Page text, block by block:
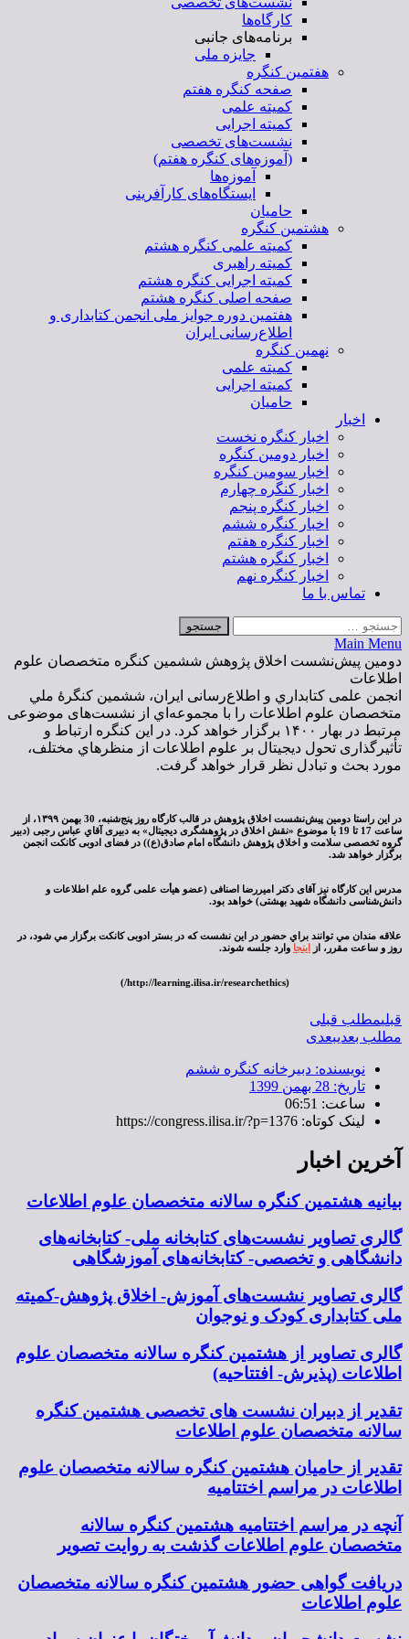
کارگاه‌ها
برنامه‌های جانبی
جایزه ملی
هفتمین کنگره
صفحه کنگره هفتم
کمیته علمی
کمیته اجرایی
نشست‌های تخصصی
(آموزه‌های کنگره هفتم)
آموزه‌ها
ایستگاه‌های کارآفرینی
حامیان
هشتمین کنگره
کمیته علمی کنگره هشتم
کمیته راهبری
کمیته اجرایی کنگره هشتم
صفحه اصلی کنگره هشتم
هفتمین دوره جوایز ملی انجمن کتابداری و
اطلاع‌رسانی ایران
نهمین کنگره
کمیته علمی
کمیته اجرایی
حامیان
اخبار
اخبار کنگره نخست
اخبار دومین کنگره
اخبار سومین کنگره
اخبار کنگره چهارم
اخبار کنگره پنجم
اخبار کنگره ششم
اخبار کنگره هفتم
اخبار کنگره هشتم
اخبار کنگره نهم
تماس با ما
جستجو
برای:
Main Menu
دومین پیش‌نشست اخلاق پژوهش ششمین کنگره متخصصان علوم
اطلاعات
انجمن علمی کتابداري و اطلاع‌رسانی ایران، ششمين کنگرۀ ملي
متخصصان علوم اطلاعات را با مجموعه‌اي از نشست‌های موضوعی
مرتبط در بهار ١۴٠٠ برگزار خواهد کرد. در اين كنگره ارتباط و
تأثیرگذاری تحول ديجيتال بر علوم اطلاعات از منظرهاي مختلف،
مورد بحث و تبادل نظر قرار خواهد گرفت.
در این راستا دومین پیش‌نشست اخلاق پژوهش در قالب کارگاه روز پنج‌شنبه،‌ 30 بهمن ۱۳۹۹، از
ساعت 17 تا 19 با موضوع «نقش اخلاق در پژوهشگری دیجیتال» به دبیری آقاي عباس رجبی (دبیر
گروه تخصصی سلامت و اخلاق پژوهش دانشگاه امام صادق(ع)) در فضای ادوبی کانکت انجمن
برگزار خواهد شد.
مدرس این کارگاه نیز آقای دکتر امیررضا اصنافی (عضو هیأت علمی گروه علم اطلاعات و
دانش‌شناسی دانشگاه شهید بهشتی) خواهد بود.
علاقه مندان مي توانند براي حضور در اين نشست كه در بستر ادوبی كانكت برگزار مي شود، در
روز و ساعت مقرر، از اینجا وارد جلسه شوند.
(http://learning.ilisa.ir/researchethics/)
قبلیمطلب قبلی
مطلب بعدیبعدی
نویسنده: دبیرخانه کنگره ششم
تاریخ: 28 بهمن 1399
ساعت: 06:51
لینک کوتاه: https://congress.ilisa.ir/?p=1376
آخرین اخبار
بیانیه هشتمین کنگره سالانه متخصصان علوم اطلاعات
گالری تصاویر نشست‌های کتابخانه ملی- کتابخانه‌های
دانشگاهی و تخصصی- کتابخانه‌های آموزشگاهی
گالری تصاویر نشست‌های آموزش- اخلاق پژوهش-کمیته
ملی کتابداری کودک و نوجوان
گالری تصاویر از هشتمین کنگره سالانه متخصصان علوم
اطلاعات (پذیرش- افتتاحیه)
تقدیر از دبیران نشست های تخصصی هشتمین کنگره
سالانه متخصصان علوم اطلاعات
تقدیر از حامیان هشتمین کنگره سالانه متخصصان علوم
اطلاعات در مراسم اختتامیه
آنچه در مراسم اختتامیه هشتمین کنگره سالانه
متخصصان علوم اطلاعات گذشت به روایت تصویر
دریافت گواهی حضور هشتمین کنگره سالانه متخصصان
علوم اطلاعات